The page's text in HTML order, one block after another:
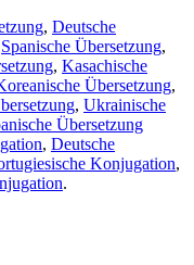
, Deutsche
Spanische Übersetzung,
, Kasachische
Übersetzung,
, Ukrainische
Übersetzung
, Deutsche
Konjugation,
.